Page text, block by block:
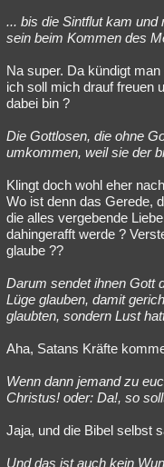
... bis die Sintflut kam und
sein beim Kommen des
Na super. Da kündigt
ich soll mich drauf freuen
dabei bin ?
Die Gottlosen, die ohne
umkommen, weil sie der
Klingt doch wohl eher
Wo ist denn das Gerede,
die alles vergebende
dahingerafft werde ?
glaube ??
Darum sendet ihnen Gott
Lüge glauben, damit
glaubten, sondern Lust
Aha, Satans Kräfte
Wenn dann jemand zu
Christus! oder: Da!, so
Jaja, und die Bibel selbst
Und das ist auch kein